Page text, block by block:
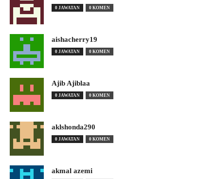
0 JAWATAN 0 KOMEN
aishacherry19
0 JAWATAN 0 KOMEN
Ajib Ajiblaa
0 JAWATAN 0 KOMEN
aklshonda290
0 JAWATAN 0 KOMEN
akmal azemi